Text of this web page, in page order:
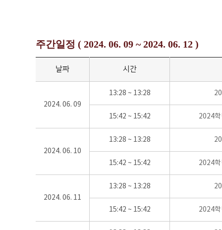
주간일정 ( 2024. 06. 09 ~ 2024. 06. 12 )
날짜 시간
2024. 06. 09
13:28 ~ 13:28
15:42 ~ 15:42 2024학
2024. 06. 10
13:28 ~ 13:28
15:42 ~ 15:42 2024학
2024. 06. 11
13:28 ~ 13:28
15:42 ~ 15:42 2024학